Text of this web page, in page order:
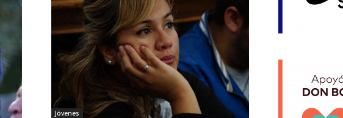
Jóvenes